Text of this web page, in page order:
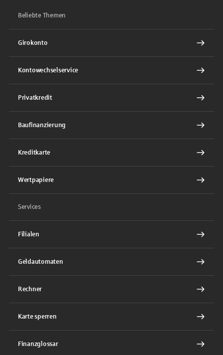
Beliebte Themen
Girokonto
Kontowechselservice
Privatkredit
Baufinanzierung
Kreditkarte
Wertpapiere
Services
Filialen
Geldautomaten
Rechner
Karte sperren
Finanzglossar